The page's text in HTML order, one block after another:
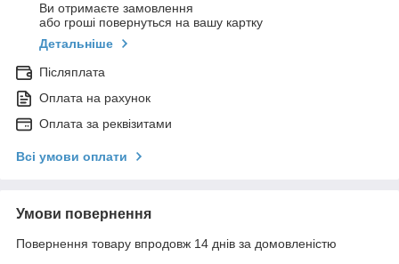
Ви отримаєте замовлення
або гроші повернуться на вашу картку
Детальніше
Післяплата
Оплата на рахунок
Оплата за реквізитами
Всі умови оплати
Умови повернення
Повернення товару впродовж 14 днів за домовленістю